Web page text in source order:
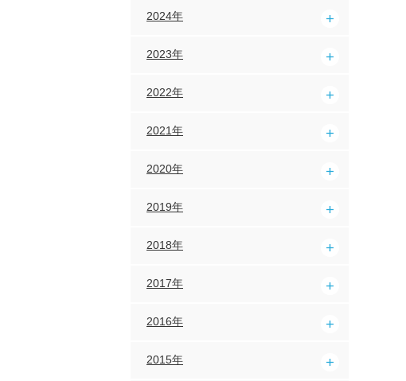
2024年
2023年
2022年
2021年
2020年
2019年
2018年
2017年
2016年
2015年